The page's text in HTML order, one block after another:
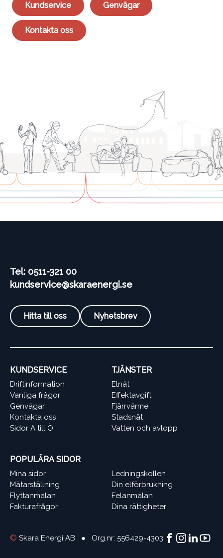
Kundservice Genvägar
Kontakta oss
Tel: 0511-321 00
kundservice@skaraenergi.se
Hitta till oss Nyhetsbrev
KUNDSERVICE
Driftinformation
Vanliga frågor
Genvägar
Kontakta oss
Sidor A till Ö
TJÄNSTER
Elnät
Effektavgift
Fjärrvärme
Stadsnät
Vatten och avlopp
POPULÄRA SIDOR
Mina sidor
Mätarställning
Flyttanmälan
Fakturafrågor
Ledningskollen
Din elförbrukning
Felanmälan
Dina rättigheter
© Skara Energi AB ● Org.nr: 556429-4303